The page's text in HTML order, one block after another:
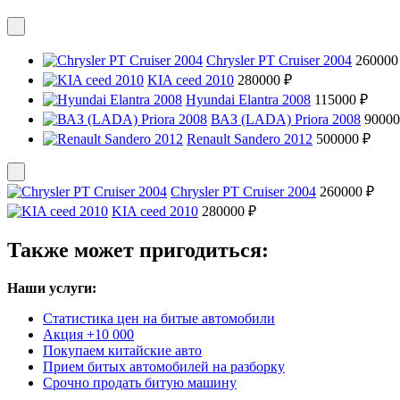
Chrysler PT Cruiser 2004
KIA ceed 2010 280000 ₽
Hyundai Elantra 2008 115000 ₽
ВАЗ (LADA) Priora 2008
Renault Sandero 2012 500000 ₽
Chrysler PT Cruiser 2004 260000 ₽
KIA ceed 2010 280000 ₽
Также может пригодиться:
Наши услуги:
Статистика цен на битые автомобили
Акция +10 000
Покупаем китайские авто
Прием битых автомобилей на разборку
Срочно продать битую машину